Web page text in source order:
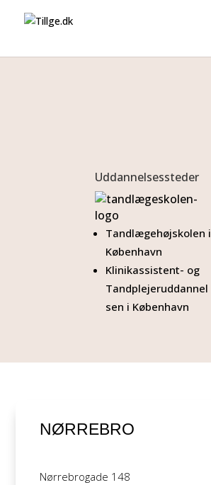
Uddannelsessteder
Tandlægehøjskolen i
København
Klinikassistent- og
Tandplejeruddannel
sen i København
NØRREBRO
Nørrebrogade 148